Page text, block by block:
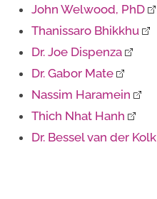
John Welwood, PhD
Thanissaro Bhikkhu
Dr. Joe Dispenza
Dr. Gabor Mate
Nassim Haramein
Thich Nhat Hanh
Dr. Bessel van der Kolk